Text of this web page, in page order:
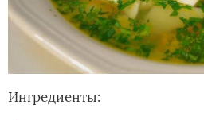
Ингредиенты: